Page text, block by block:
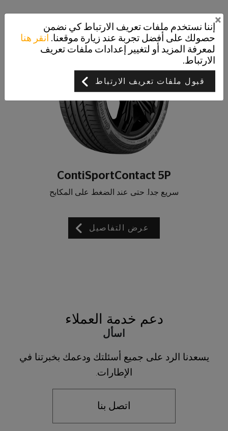
ContiSportContact 5P
سريع جدا. حتى عند الضغط على المكابح
عرض التفاصيل
دعم خدمة العملاء
اسأل
يسعدنا الرد على جميع أسئلتك ودعمك بخبرتنا في
الإطارات.
اتصل بنا
إننا نستخدم ملفات تعريف الارتباط كي نضمن
حصولك على أفضل تجربة عند زيارة موقعنا. انقر هنا
لمعرفة المزيد أو لتغيير إعدادات ملفات تعريف
الارتباط.
قبول ملفات تعريف الارتباط
×